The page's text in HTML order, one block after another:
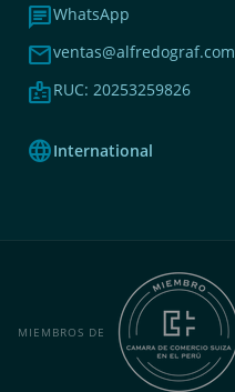
chatWhatsApp
mailventas@alfredograf.com
badgeRUC: 20253259826
languageInternational
MIEMBROS DE